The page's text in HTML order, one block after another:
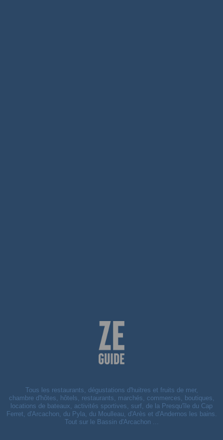
Tous les restaurants, dégustations d'huitres et fruits de mer,
chambre d'hôtes, hôtels, restaurants, marchés, commerces, boutiques,
locations de bateaux, activités sportives, surf, de la Presqu'île du Cap
Ferret, d'Arcachon, du Pyla, du Moulleau, d'Arès et d'Andernos les bains.
Tout sur le Bassin d'Arcachon ...